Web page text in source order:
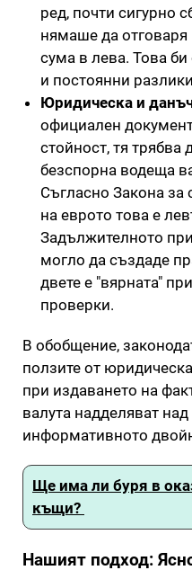
ред, почти сигурно
нямаше да отговаря
сума в лева. Това
и постоянни
Юридическа и
официален
стойност, тя трябва
безспорна водеща
Съгласно Закона за
на еврото това е
Задължителното
могло да създаде
двете е "вярната"
проверки.
В обобщение,
ползите от
при издаването на
валута надделяват
информативното
Ще има ли буря в
къщи?
Нашият подход: